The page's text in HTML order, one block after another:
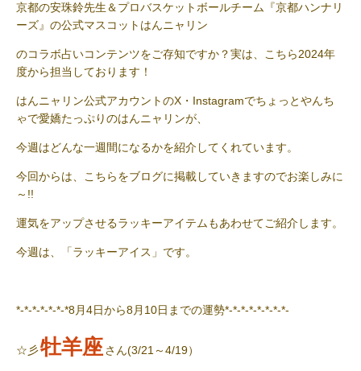
京都の安珠鈴先生＆プロバスケットボールチーム『京都ハンナリ
ーズ』の公式マスコットはんニャリン
のコラボ占いコンテンツをご存知ですか？実は、こちら2024年
度から担当しております！
はんニャリン公式アカウントのX・Instagramでちょっとやんち
ゃで愛嬌たっぷりのはんニャリンが、
今週はどんな一週間になるかを紹介してくれています。
今回からは、こちらをブログに掲載していきますのでお楽しみに
～!!
運気をアップさせるラッキーアイテムもあわせてご紹介します。
今週は、「ラッキーアイス」です。
*-*-*-*-*-*-*8月4日から8月10日までの運勢*-*-*-*-*-*-*-*-
☆彡牡羊座さん(3/21～4/19）